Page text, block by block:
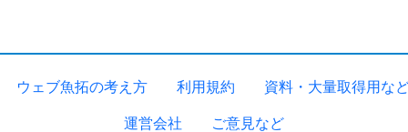
ウェブ魚拓の考え方 利用規約 資料・大量取得用な
運営会社 ご意見など